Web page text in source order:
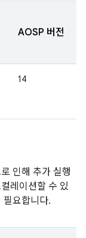
AOSP 버전
14
인해 추가 실행
레이션할 수 있
필요합니다.